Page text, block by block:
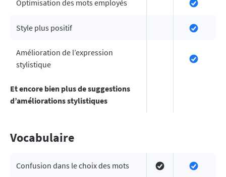
Optimisation des mots employés
Style plus positif
Amélioration de l’expression
stylistique
Et encore bien plus de suggestions
d’améliorations stylistiques
Vocabulaire
Confusion dans le choix des mots